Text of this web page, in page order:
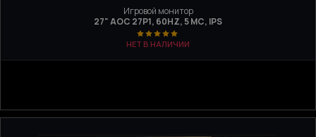
Игровой монитор
27" AOC 27P1, 60HZ, 5 МС, IPS
НЕТ В НАЛИЧИИ